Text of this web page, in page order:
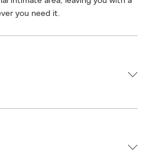
you need it.